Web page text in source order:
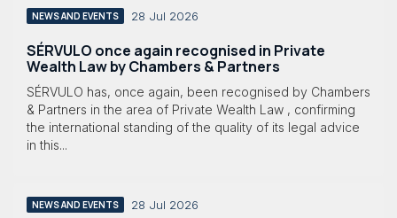
NEWS AND EVENTS 28 Jul 2026
SÉRVULO once again recognised in Private
Wealth Law by Chambers & Partners
SÉRVULO has, once again, been recognised by Chambers
& Partners in the area of Private Wealth Law , confirming
the international standing of the quality of its legal advice
in this...
NEWS AND EVENTS 28 Jul 2026